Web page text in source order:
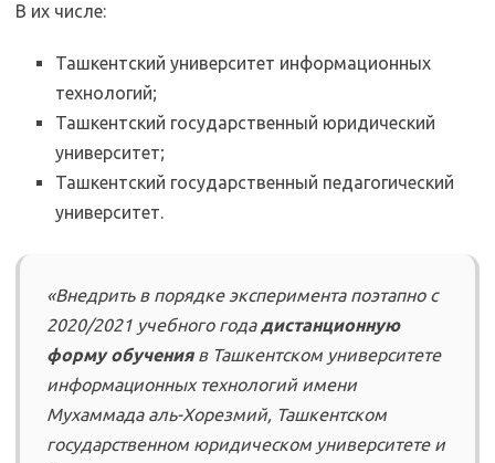
В их числе:
Ташкентский университет информационных
технологий;
Ташкентский государственный юридический
университет;
Ташкентский государственный педагогический
университет.
«Внедрить в порядке эксперимента поэтапно с
2020/2021 учебного годадистанционную
форму обученияв Ташкентском университете
информационных технологий имени
Мухаммада аль-Хорезмий, Ташкентском
государственном юридическом университете и